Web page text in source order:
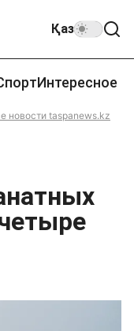
Қаз
Интересное
новости taspanews.kz